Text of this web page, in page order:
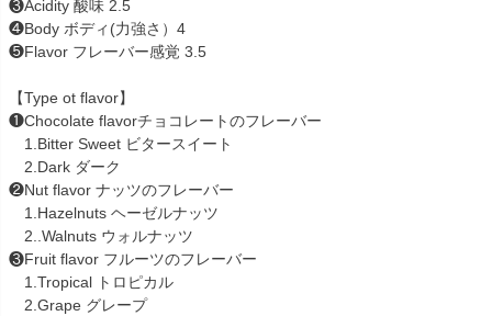
❸Acidity 酸味 2.5
❹Body ボディ(力強さ）4
❺Flavor フレーバー感覚 3.5
【Type ot flavor】
❶Chocolate flavorチョコレートのフレーバー
1.Bitter Sweet ビタースイート
2.Dark ダーク
❷Nut flavor ナッツのフレーバー
1.Hazelnuts ヘーゼルナッツ
2..Walnuts ウォルナッツ
❸Fruit flavor フルーツのフレーバー
1.Tropical トロピカル
2.Grape グレープ